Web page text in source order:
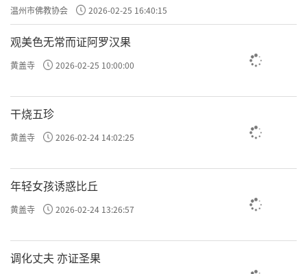
温州市佛教协会 2026-02-25 16:40:15
观美色无常而证阿罗汉果
黄盖寺 2026-02-25 10:00:00
干烧五珍
黄盖寺 2026-02-24 14:02:25
年轻女孩诱惑比丘
黄盖寺 2026-02-24 13:26:57
调化丈夫 亦证圣果